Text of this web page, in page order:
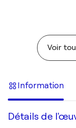
Voir
Information
Détails de